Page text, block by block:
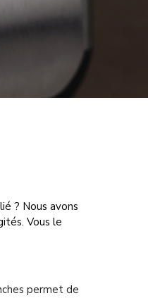
? Nous avons
Vous le
permet de